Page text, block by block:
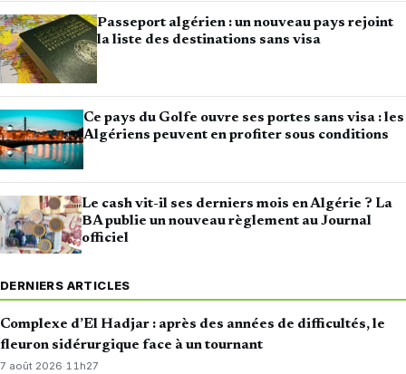
Passeport algérien : un nouveau pays rejoint
la liste des destinations sans visa
Ce pays du Golfe ouvre ses portes sans visa : les
Algériens peuvent en profiter sous conditions
Le cash vit-il ses derniers mois en Algérie ? La
BA publie un nouveau règlement au Journal
officiel
DERNIERS ARTICLES
Complexe d’El Hadjar : après des années de difficultés, le
fleuron sidérurgique face à un tournant
7 août 2026· 11h27